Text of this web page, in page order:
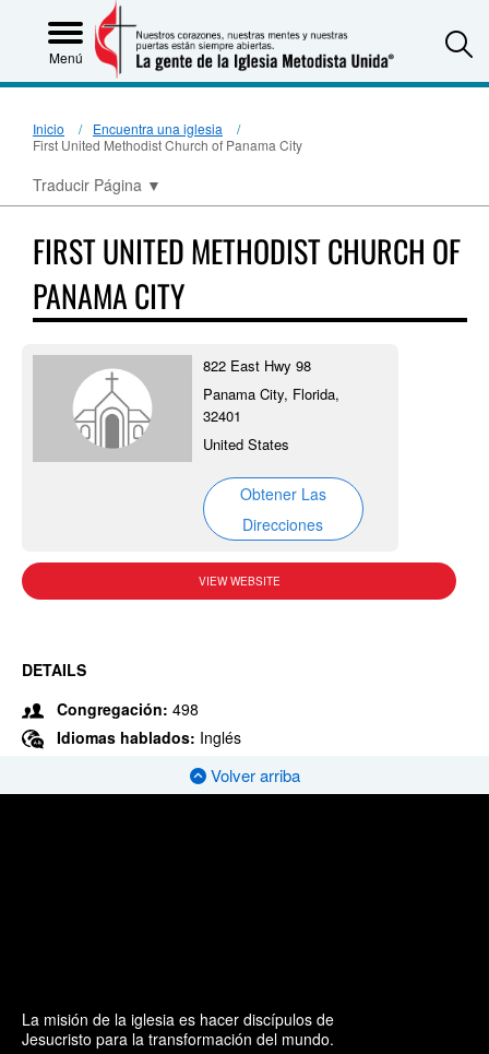
Menú
Inicio
Encuentra una iglesia
First United Methodist Church of Panama City
Traducir Página ▼
FIRST UNITED METHODIST CHURCH OF
PANAMA CITY
822 East Hwy 98
Panama City, Florida,
32401
United States
Obtener Las
Direcciones
VIEW WEBSITE
DETAILS
Congregación: 498
Idiomas hablados: Inglés
Volver arriba
La misión de la iglesia es hacer discípulos de
Jesucristo para la transformación del mundo.